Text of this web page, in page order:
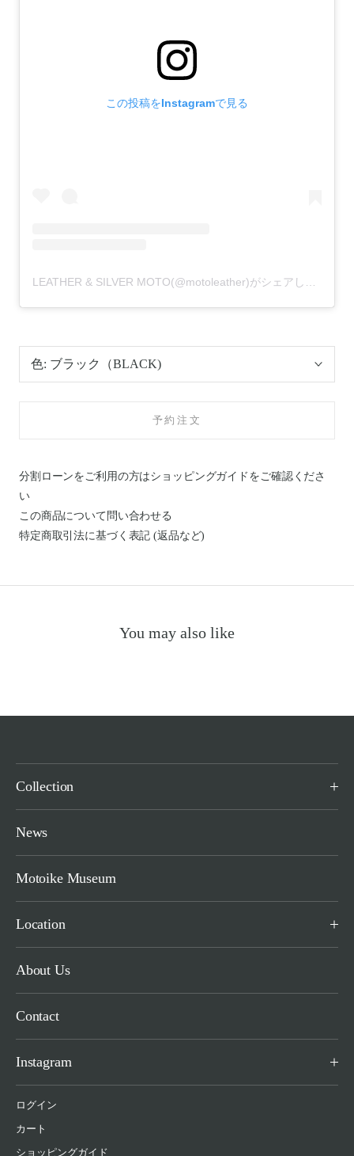
この投稿をInstagramで見る
LEATHER & SILVER MOTO(@motoleather)がシェアした投稿
色: ブラック（BLACK)
予約注文
分割ローンをご利用の方はショッピングガイドをご確認くださ
い
この商品について問い合わせる
特定商取引法に基づく表記 (返品など)
You may also like
Collection
News
Motoike Museum
Location
About Us
Contact
Instagram
ログイン
カート
ショッピングガイド